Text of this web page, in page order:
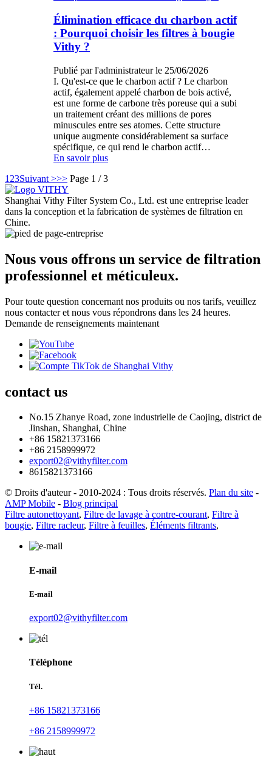
Élimination efficace du charbon actif
: Pourquoi choisir les filtres à bougie
Vithy ?
Publié par l'administrateur le 25/06/2026
I. Qu'est-ce que le charbon actif ? Le charbon
actif, également appelé charbon de bois activé,
est une forme de carbone très poreuse qui a subi
un traitement créant des millions de pores
minuscules entre ses atomes. Cette structure
unique augmente considérablement sa surface
spécifique, ce qui rend le charbon actif…
En savoir plus
1 23Suivant >>> Page 1 / 3
Shanghai Vithy Filter System Co., Ltd. est une entreprise leader
dans la conception et la fabrication de systèmes de filtration en
Chine.
Nous vous offrons un service de filtration
professionnel et méticuleux.
Pour toute question concernant nos produits ou nos tarifs, veuillez
nous contacter et nous vous répondrons dans les 24 heures.
Demande de renseignements maintenant
contact us
No.15 Zhanye Road, zone industrielle de Caojing, district de
Jinshan, Shanghai, Chine
+86 15821373166
+86 2158999972
export02@vithyfilter.com
8615821373166
© Droits d'auteur - 2010-2024 : Tous droits réservés. Plan du site -
AMP Mobile - Blog principal
Filtre autonettoyant, Filtre de lavage à contre-courant, Filtre à
bougie, Filtre racleur, Filtre à feuilles, Éléments filtrants,
E-mail
E-mail
export02@vithyfilter.com
Téléphone
Tél.
+86 15821373166
+86 2158999972